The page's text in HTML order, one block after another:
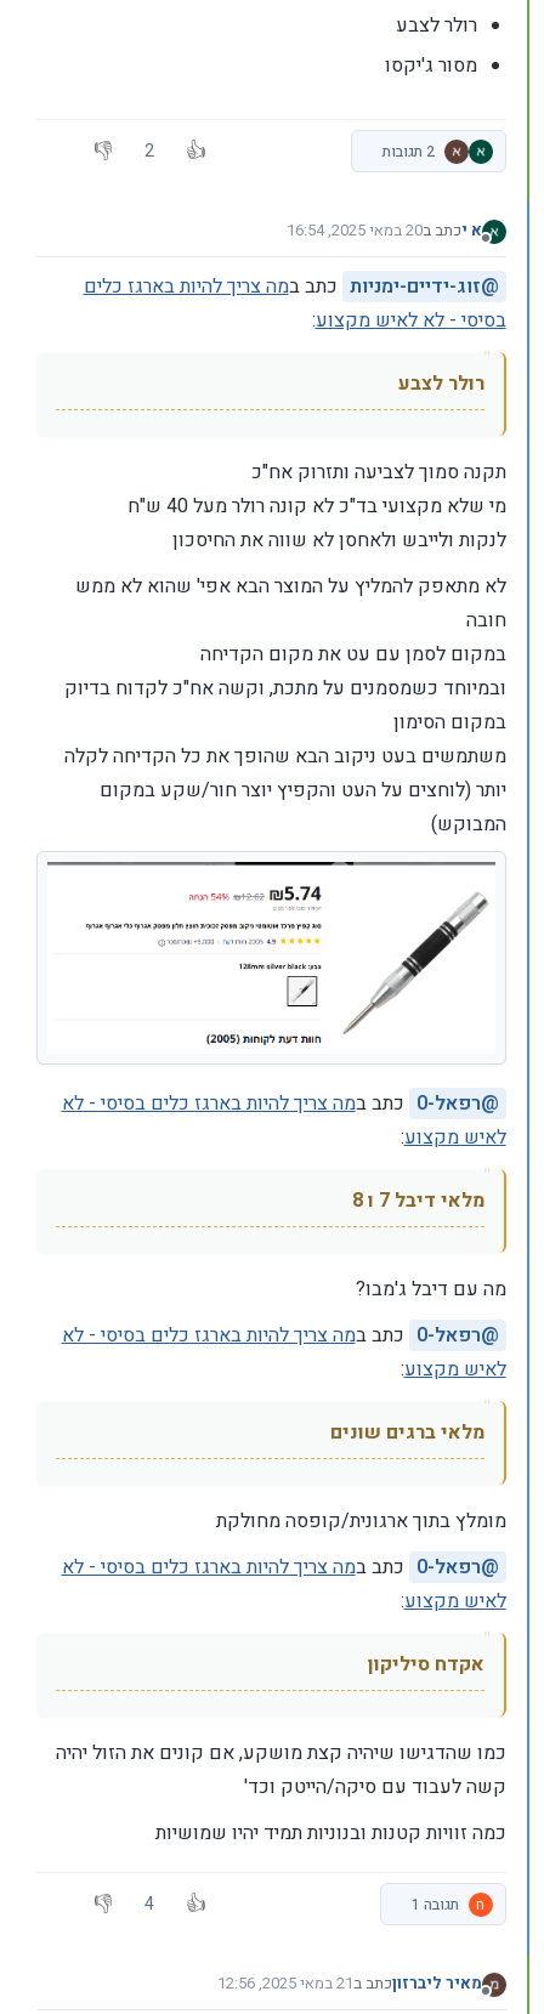
רולר לצבע
מסור ג'יקסו
2 תגובות 2
מנותק
א יכתב ב20 במאי 2025, 16:54
נערך לאחרונה על ידי
@זוג-ידיים-ימניות כתב במה צריך להיות בארגז כלים
בסיסי - לא לאיש מקצוע:
רולר לצבע
תקנה סמוך לצביעה ותזרוק אח"כ
מי שלא מקצועי בד"כ לא קונה רולר מעל 40 ש"ח
לנקות ולייבש ולאחסן לא שווה את החיסכון
לא מתאפק להמליץ על המוצר הבא אפי' שהוא לא ממש
חובה
במקום לסמן עם עט את מקום הקדיחה
ובמיוחד כשמסמנים על מתכת, וקשה אח"כ לקדוח בדיוק
במקום הסימון
משתמשים בעט ניקוב הבא שהופך את כל הקדיחה לקלה
יותר (לוחצים על העט והקפיץ יוצר חור/שקע במקום
המבוקש)
@רפאל-0 כתב במה צריך להיות בארגז כלים בסיסי - לא
לאיש מקצוע:
מלאי דיבל 7 ו 8
מה עם דיבל ג'מבו?
@רפאל-0 כתב במה צריך להיות בארגז כלים בסיסי - לא
לאיש מקצוע:
מלאי ברגים שונים
מומלץ בתוך ארגונית/קופסה מחולקת
@רפאל-0 כתב במה צריך להיות בארגז כלים בסיסי - לא
לאיש מקצוע:
אקדח סיליקון
כמו שהדגישו שיהיה קצת מושקע, אם קונים את הזול יהיה
קשה לעבוד עם סיקה/הייטק וכד'
כמה זוויות קטנות ובנוניות תמיד יהיו שמושיות
ח תגובה 1 4
מנותק
מאיר ליברזוןכתב ב21 במאי 2025, 12:56
נערך לאחרונה על ידי